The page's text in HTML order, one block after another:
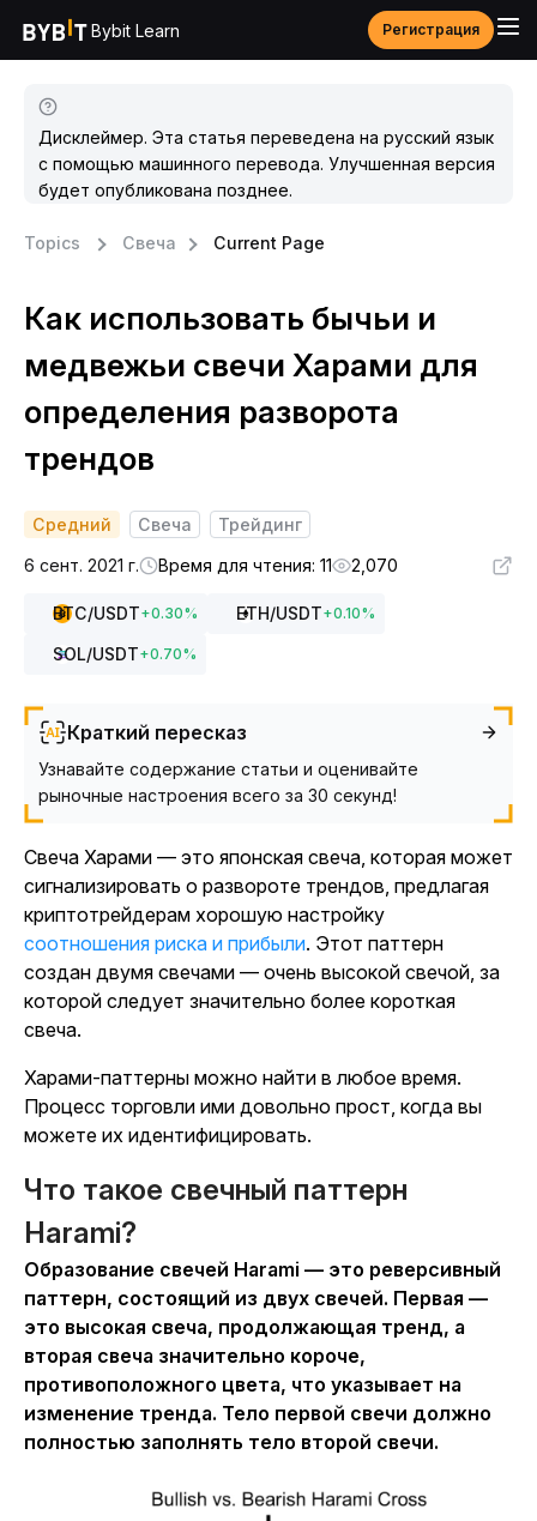
Bybit Learn Регистрация
Дисклеймер. Эта статья переведена на русский язык
с помощью машинного перевода. Улучшенная версия
будет опубликована позднее.
Topics Свеча Current Page
Как использовать бычьи и
медвежьи свечи Харами для
определения разворота
трендов
Средний Свеча
Трейдинг
6 сент. 2021 г.
Время для чтения: 11 2,070
BTC/USDT+0.30% ETH/USDT+0.10%
SOL/USDT+0.70%
Краткий пересказ
Узнавайте содержание статьи и оценивайте
рыночные настроения всего за 30 секунд!
Свеча Харами — это японская свеча, которая может
сигнализировать о развороте трендов, предлагая
криптотрейдерам хорошую настройку
соотношения риска и прибыли. Этот паттерн
создан двумя свечами — очень высокой свечой, за
которой следует значительно более короткая
свеча.
Харами-паттерны можно найти в любое время.
Процесс торговли ими довольно прост, когда вы
можете их идентифицировать.
Что такое свечный паттерн
Harami?
Образование свечей Harami — это реверсивный
паттерн, состоящий из двух свечей. Первая —
это высокая свеча, продолжающая тренд, а
вторая свеча значительно короче,
противоположного цвета, что указывает на
изменение тренда. Тело первой свечи должно
полностью заполнять тело второй свечи.